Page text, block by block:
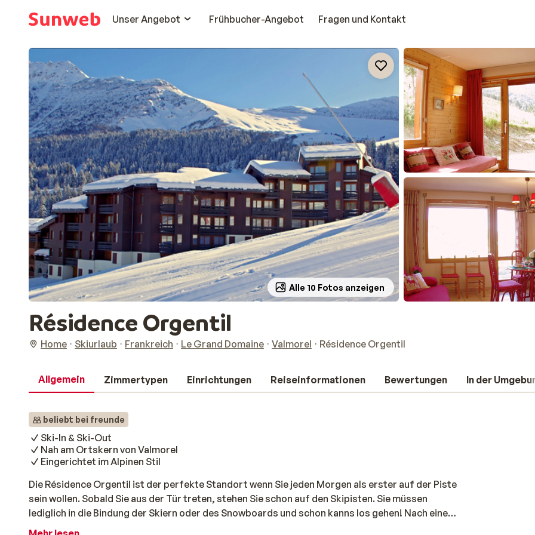
Unser Angebot
Frühbucher-Angebot Fragen und Kontakt
Alle 10 Fotos anzeigen
Résidence Orgentil
Home Skiurlaub Frankreich Le Grand Domaine Valmorel Résidence Orgentil
Allgemein Zimmertypen Einrichtungen Reiseinformationen Bewertungen In der
beliebt bei freunde
Ski-In & Ski-Out
Nah am Ortskern von Valmorel
Eingerichtet im Alpinen Stil
Die Résidence Orgentil ist der perfekte Standort wenn Sie jeden Morgen als erster auf der Piste
sein wollen. Sobald Sie aus der Tür treten, stehen Sie schon auf den Skipisten. Sie müssen
lediglich in die Bindung der Skiern oder des Snowboards und schon kanns los gehen! Nach einem
anstrengenden Tag auf der Piste können Sie,im 300 Meter entfernten Zentrum von Valmorel,